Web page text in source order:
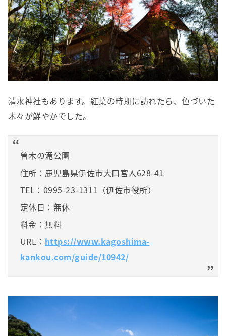
清水神社もあります。紅葉の時期に訪れたら、色づいた
木々が鮮やかでした。
曽木の滝公園
住所：鹿児島県伊佐市大口宮人628-41
TEL：0995-23-1311（伊佐市役所）
定休日：無休
料金：無料
URL： https://www.kagoshima-
kankou.com/guide/10942/